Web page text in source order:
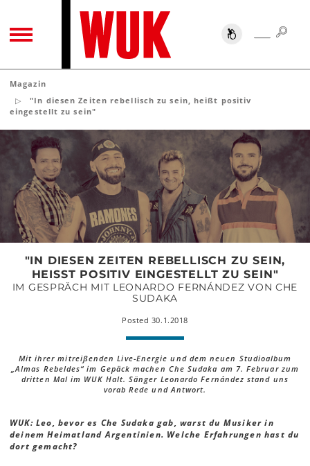
TOGGLE NAVIGATION SUCHE
Magazin
"In diesen Zeiten rebellisch zu sein, heißt positiv
eingestellt zu sein"
"In
diesen
Zeiten
rebellisch
zu
sein,
heißt
positiv
eingestellt
zu
sein"
"IN DIESEN ZEITEN REBELLISCH ZU SEIN,
HEISST POSITIV EINGESTELLT ZU SEIN"
IM GESPRÄCH MIT LEONARDO FERNÁNDEZ VON CHE
SUDAKA
Posted 30.1.2018
Mit ihrer mitreißenden Live-Energie und dem neuen Studioalbum
„Almas Rebeldes“ im Gepäck machen Che Sudaka am 7. Februar zum
dritten Mal im WUK Halt. Sänger Leonardo Fernández stand uns
vorab Rede und Antwort.
WUK: Leo, bevor es Che Sudaka gab, warst du Musiker in
deinem Heimatland Argentinien. Welche Erfahrungen hast du
dort gemacht?